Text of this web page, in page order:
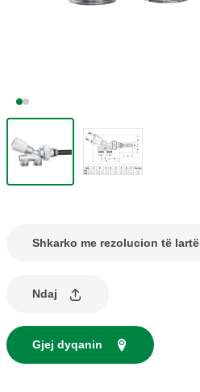
Shkarko me rezolucion të lartë
Ndaj
Gjej dyqanin